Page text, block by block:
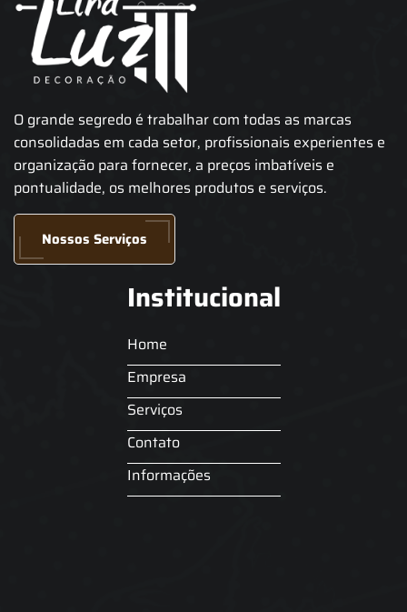
O grande segredo é trabalhar com todas as marcas
consolidadas em cada setor, profissionais experientes e
organização para fornecer, a preços imbatíveis e
pontualidade, os melhores produtos e serviços.
Nossos Serviços
Institucional
Home
Empresa
Serviços
Contato
Informações